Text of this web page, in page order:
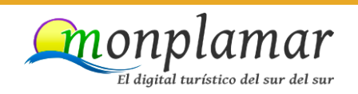
Skip
content